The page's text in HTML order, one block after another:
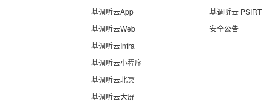
基调听云App
基调听云Web
基调听云Infra
基调听云小程序
基调听云北冥
基调听云大屏
基调听云 PSIRT
安全公告